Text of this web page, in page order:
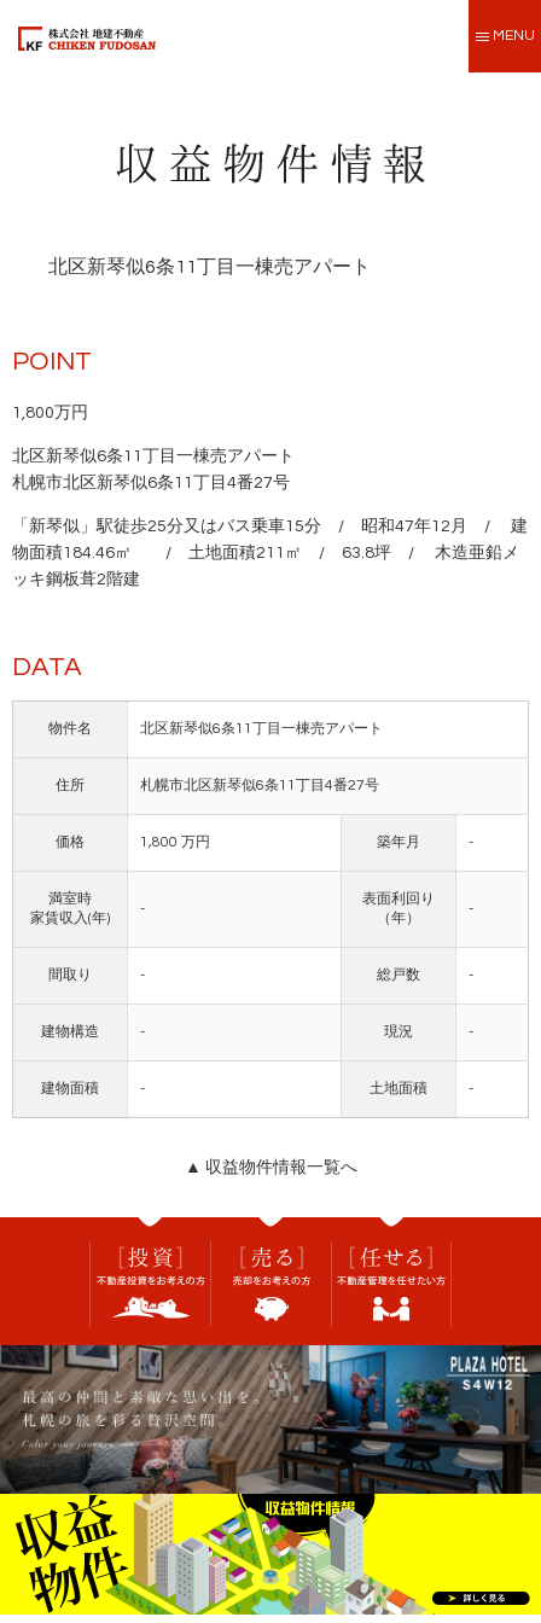
MENU
北区新琴似6条11丁目一棟売アパート
POINT
1,800万円
北区新琴似6条11丁目一棟売アパート
札幌市北区新琴似6条11丁目4番27号
「新琴似」駅徒歩25分又はバス乗車15分 / 昭和47年12月 / 建
物面積184.46㎡ / 土地面積211㎡ / 63.8坪 / 木造亜鉛メ
ッキ鋼板葺2階建
DATA
物件名 北区新琴似6条11丁目一棟売アパート
住所 札幌市北区新琴似6条11丁目4番27号
価格 1,800 万円 築年月 -
満室時
家賃収入(年)
-
表面利回り
（年）
-
間取り - 総戸数 -
建物構造 - 現況 -
建物面積 - 土地面積 -
▲ 収益物件情報一覧へ